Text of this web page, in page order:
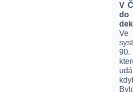
V
do
Ve
90.